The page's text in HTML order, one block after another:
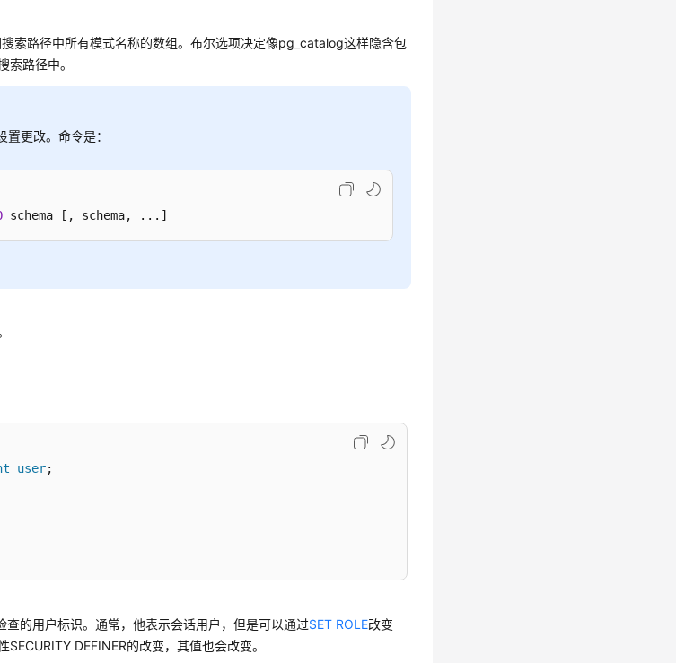
索路径中所有模式名称的数组。布尔选项决定像pg_catalog这样隐含包
索路径中。
更改。命令是：
;
的用户标识。通常，他表示会话用户，但是可以通过SET ROLE改变
DEFINER的改变，其值也会改变。